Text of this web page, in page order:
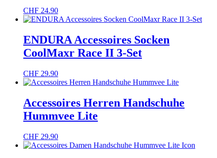
CHF 24.90
ENDURA Accessoires Socken
CoolMaxr Race II 3-Set
CHF 29.90
Accessoires Herren Handschuhe
Hummvee Lite
CHF 29.90